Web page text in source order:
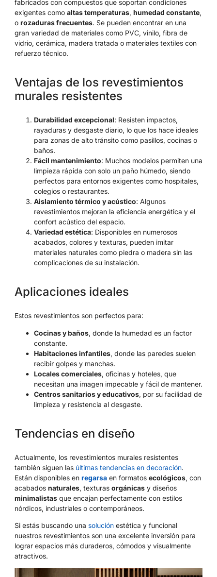
fabricados con compuestos que soportan condiciones
exigentes como altas temperaturas, humedad constante,
o rozaduras frecuentes. Se pueden encontrar en una
gran variedad de materiales como PVC, vinilo, fibra de
vidrio, cerámica, madera tratada o materiales textiles con
refuerzo técnico.
Ventajas de los revestimientos
murales resistentes
Durabilidad excepcional: Resisten impactos,
rayaduras y desgaste diario, lo que los hace ideales
para zonas de alto tránsito como pasillos, cocinas o
baños.
Fácil mantenimiento: Muchos modelos permiten una
limpieza rápida con solo un paño húmedo, siendo
perfectos para entornos exigentes como hospitales,
colegios o restaurantes.
Aislamiento térmico y acústico: Algunos
revestimientos mejoran la eficiencia energética y el
confort acústico del espacio.
Variedad estética: Disponibles en numerosos
acabados, colores y texturas, pueden imitar
materiales naturales como piedra o madera sin las
complicaciones de su instalación.
Aplicaciones ideales
Estos revestimientos son perfectos para:
Cocinas y baños, donde la humedad es un factor
constante.
Habitaciones infantiles, donde las paredes suelen
recibir golpes y manchas.
Locales comerciales, oficinas y hoteles, que
necesitan una imagen impecable y fácil de mantener.
Centros sanitarios y educativos, por su facilidad de
limpieza y resistencia al desgaste.
Tendencias en diseño
Actualmente, los revestimientos murales resistentes
también siguen las últimas tendencias en decoración.
Están disponibles en regarsa en formatos ecológicos, con
acabados naturales, texturas orgánicas y diseños
minimalistas que encajan perfectamente con estilos
nórdicos, industriales o contemporáneos.
Si estás buscando una solución estética y funcional
nuestros revestimientos son una excelente inversión para
lograr espacios más duraderos, cómodos y visualmente
atractivos.